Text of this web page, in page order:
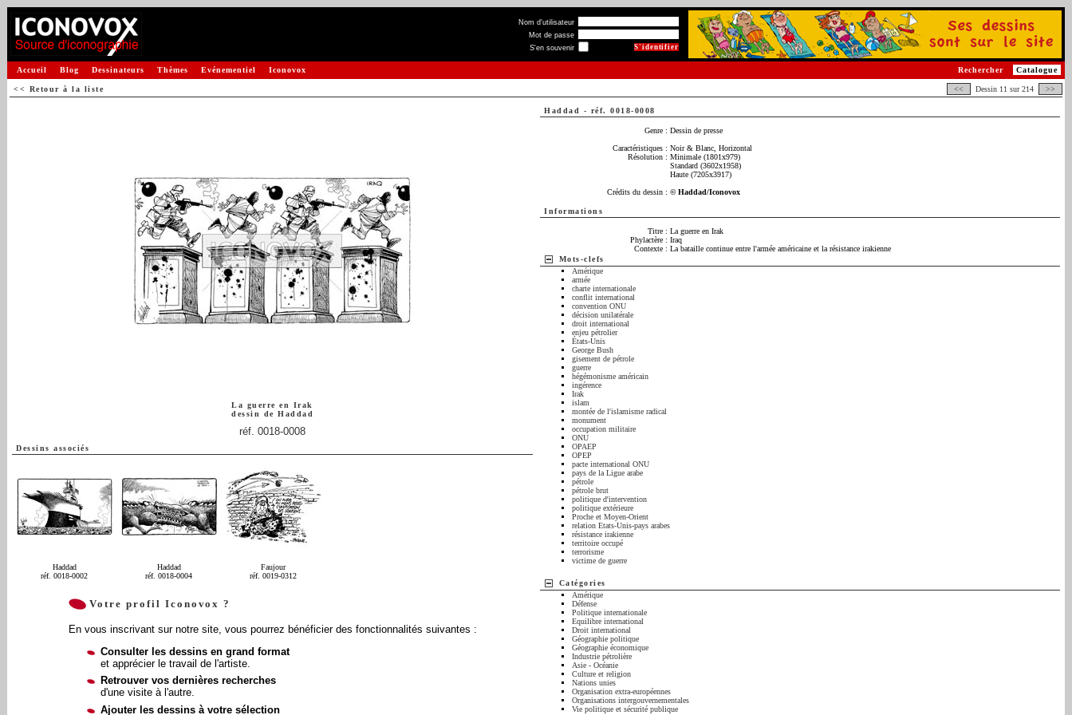
Nom d'utilisateur
Mot de passe
S'en souvenir
Accueil Blog Dessinateurs Thèmes Evénementiel Iconovox Catalogue
Rechercher
<< Retour à la liste << Dessin 11 sur 214 >>
La guerre en Irak
dessin de Haddad
réf. 0018-0008
Dessins associés
Haddad
réf. 0018-0002
Haddad
réf. 0018-0004
Faujour
réf. 0019-0312
Votre profil Iconovox ?
En vous inscrivant sur notre site, vous pourrez bénéficier des fonctionnalités suivantes :
Consulter les dessins en grand format
et apprécier le travail de l'artiste.
Retrouver vos dernières recherches
d'une visite à l'autre.
Ajouter les dessins à votre sélection
Haddad - réf. 0018-0008
Genre : Dessin de presse
Caractéristiques : Noir & Blanc, Horizontal
Résolution : Minimale (1801x979)
Standard (3602x1958)
Haute (7205x3917)
Crédits du dessin : © Haddad/Iconovox
Informations
Titre : La guerre en Irak
Phylactère : Iraq
Contexte : La bataille continue entre l'armée américaine et la résistance irakienne
Mots-clefs
Amérique
armée
charte internationale
conflit international
convention ONU
décision unilatérale
droit international
enjeu pétrolier
États-Unis
George Bush
gisement de pétrole
guerre
hégémonisme américain
ingérence
Irak
islam
montée de l'islamisme radical
monument
occupation militaire
ONU
OPAEP
OPEP
pacte international ONU
pays de la Ligue arabe
pétrole
pétrole brut
politique d'intervention
politique extérieure
Proche et Moyen-Orient
relation Etats-Unis-pays arabes
résistance irakienne
territoire occupé
terrorisme
victime de guerre
Catégories
Amérique
Défense
Politique internationale
Equilibre international
Droit international
Géographie politique
Géographie économique
Industrie pétrolière
Asie - Océanie
Culture et religion
Nations unies
Organisation extra-européennes
Organisations intergouvernementales
Vie politique et sécurité publique